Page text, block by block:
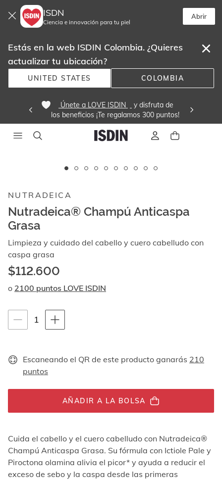
ISDN
Ciencia e innovación para tu piel
Abrir
Estás en la web ISDIN Colombia. ¿Quieres
actualizar tu ubicación?
UNITED STATES COLOMBIA
Únete a LOVE ISDIN
y disfruta de
los beneficios ¡Te regalamos 300 puntos!
imágenes
videos.
con
las
flechas
arriba
uno
no
ningún
enfocable,
los
videos
NUTRADEICA
Nutradeica® Champú Anticaspa
Grasa
Limpieza y cuidado del cabello y cuero cabelludo con
caspa grasa
$112.600
o 2100 puntos LOVE ISDIN
Instrucciones de navegación por teclado
1
unidades
Escaneando el QR de este producto ganarás 210
puntos
AÑADIR A LA BOLSA
Cuida el cabello y el cuero cabelludo con Nutradeica®
Champú Anticaspa Grasa. Su fórmula con Ictiole Pale y
Piroctona olamina alivia el picor* y ayuda a reducir el
exceso de sebo y la caspa desde las primeras